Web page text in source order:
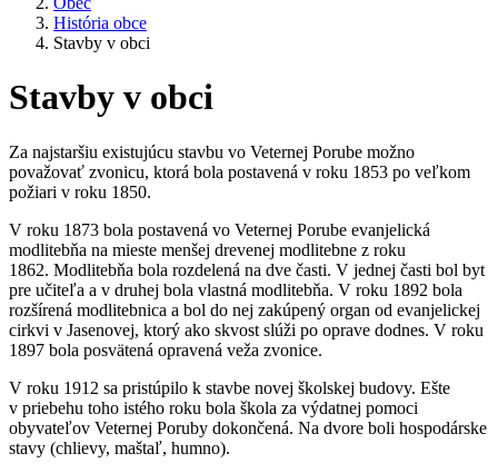
História obce
Stavby v obci
Stavby v obci
Za najstaršiu existujúcu stavbu vo Veternej Porube možno
považovať zvonicu, ktorá bola postavená v roku 1853 po veľkom
požiari v roku 1850.
V roku 1873 bola postavená vo Veternej Porube evanjelická
modlitebňa na mieste menšej drevenej modlitebne z roku
1862. Modlitebňa bola rozdelená na dve časti. V jednej časti bol byt
pre učiteľa a v druhej bola vlastná modlitebňa. V roku 1892 bola
rozšírená modlitebnica a bol do nej zakúpený organ od evanjelickej
cirkvi v Jasenovej, ktorý ako skvost slúži po oprave dodnes. V roku
1897 bola posvätená opravená veža zvonice.
V roku 1912 sa pristúpilo k stavbe novej školskej budovy. Ešte
v priebehu toho istého roku bola škola za výdatnej pomoci
obyvateľov Veternej Poruby dokončená. Na dvore boli hospodárske
stavy (chlievy, maštaľ, humno).